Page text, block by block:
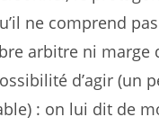
ne comprend
arbitre ni marge
d’agir (un
: on lui dit de